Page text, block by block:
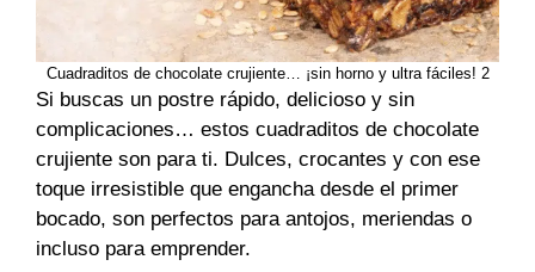
Cuadraditos de chocolate crujiente… ¡sin horno y ultra fáciles! 2
Si buscas un postre rápido, delicioso y sin
complicaciones… estos cuadraditos de chocolate
crujiente son para ti. Dulces, crocantes y con ese
toque irresistible que engancha desde el primer
bocado, son perfectos para antojos, meriendas o
incluso para emprender.